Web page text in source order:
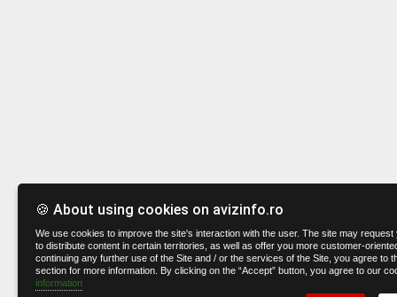
🍪 About using cookies on avizinfo.ro
We use cookies to improve the site's interaction with the user. The site may
to distribute content in certain territories, as well as offer you more customer-
continuing any further use of the Site and / or the services of the Site, you agree to
section for more information. By clicking on the “Accept” button, you agree to our
information